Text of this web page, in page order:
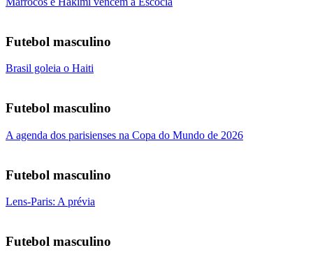
Futebol masculino
Brasil goleia o Haiti
Futebol masculino
A agenda dos parisienses na Copa do Mundo de 2026
Futebol masculino
Lens-Paris: A prévia
Futebol masculino